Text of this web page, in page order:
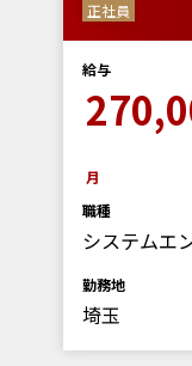
正社員
給与
月
職種
システムエ
勤務地
埼玉